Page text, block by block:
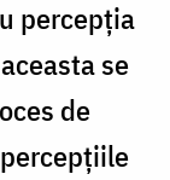
percepția
se
de